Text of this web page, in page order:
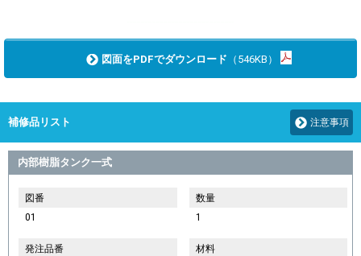
図面をPDFでダウンロード （546KB）
補修品リスト 注意事項
内部樹脂タンク一式
図番
01
数量
1
発注品番
材料